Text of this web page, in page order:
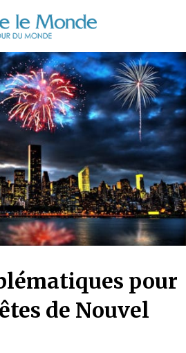
Monde
pour
de Nouvel